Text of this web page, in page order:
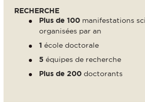
RECHERCHE
Plus de 100 manifestations
organisées par an
1 école doctorale
5 équipes de recherche
Plus de 200 doctorants